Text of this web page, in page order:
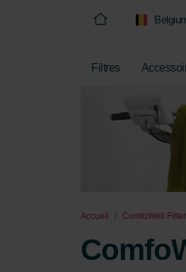
Filtres
Accueil ComfoWell